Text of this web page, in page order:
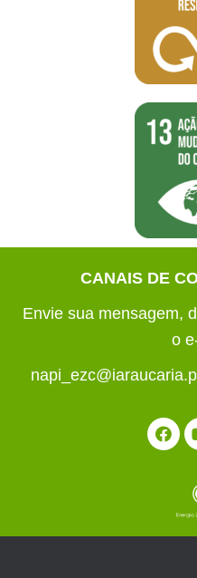
CANAIS DE
Envie sua mensagem,
o